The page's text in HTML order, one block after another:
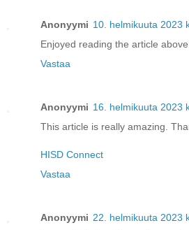
Anonyymi 10. helmikuuta 2023
Enjoyed reading the article above
Vastaa
Anonyymi 16. helmikuuta 2023
This article is really amazing.
HISD Connect
Vastaa
Anonyymi 22. helmikuuta 2023